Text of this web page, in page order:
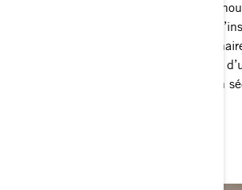
transformation positive. Surtout, nous
envers une mission capable d’unir et
notre réseau — employés,
ambassadeurs et partenaires — autour
: bâtir un monde où chacun se sent en